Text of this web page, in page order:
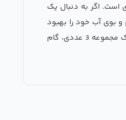
و معقول برای هر خانه‌ای است. اگر به دنبال یک
بوی آب خود را بهبود
بخشید و از سلامتی بیشتری برخوردار شوید. از این رو، ما به شما پیشنهاد می‌دهیم که همین حالا با خرید هوزینگ تصفیه کننده آب خانگی تانک پک مجموعه 3 عددی، گام